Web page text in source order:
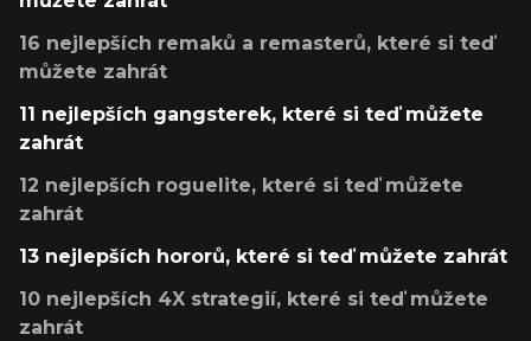
16 nejlepších remaků a remasterů, které si teď
můžete zahrát
11 nejlepších gangsterek, které si teď můžete
zahrát
12 nejlepších roguelite, které si teď můžete
zahrát
13 nejlepších hororů, které si teď můžete zahrát
10 nejlepších 4X strategií, které si teď můžete
zahrát